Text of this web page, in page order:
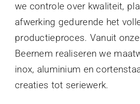
we controle over kwaliteit,
afwerking gedurende het
productieproces. Vanuit
Beernem realiseren we
inox, aluminium en
creaties tot seriewerk.